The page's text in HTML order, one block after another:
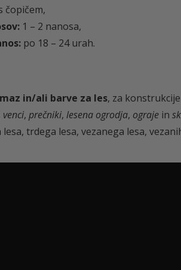
čopičem,
1 – 2 nanosa,
po 18 – 24 urah.
in/ali barve za les, za
venci, prečniki, lesena ogrodja, ograje in
trdega lesa, vezanega lesa,